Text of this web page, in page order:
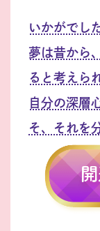
いかがでし
夢は昔から
ると考えら
自分の深層
そ、それを